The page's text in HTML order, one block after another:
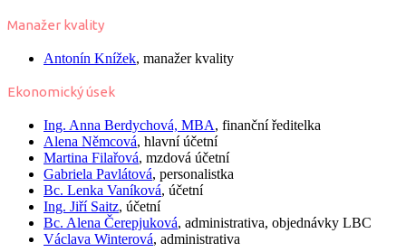
Manažer kvality
Antonín Knížek, manažer kvality
Ekonomický úsek
Ing. Anna Berdychová, MBA, finanční ředitelka
Alena Němcová, hlavní účetní
Martina Filařová, mzdová účetní
Gabriela Pavlátová, personalistka
Bc. Lenka Vaníková, účetní
Ing. Jiří Saitz, účetní
Bc. Alena Čerepjuková, administrativa, objednávky LBC
Václava Winterová, administrativa